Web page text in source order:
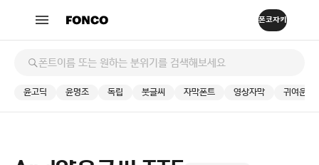
윤고딕 윤명조 독립 붓글씨 자막폰트 영상자막 귀여운